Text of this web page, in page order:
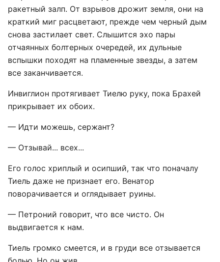
ракетный залп. От взрывов дрожит земля, они на
краткий миг расцветают, прежде чем черный дым
снова застилает свет. Слышится эхо пары
отчаянных болтерных очередей, их дульные
вспышки походят на пламенные звезды, а затем
все заканчивается.
Инвиглион протягивает Тиелю руку, пока Брахей
прикрывает их обоих.
— Идти можешь, сержант?
— Отзывай... всех...
Его голос хриплый и осипший, так что поначалу
Тиель даже не признает его. Венатор
поворачивается и оглядывает руины.
— Петроний говорит, что все чисто. Он
выдвигается к нам.
Тиель громко смеется, и в груди все отзывается